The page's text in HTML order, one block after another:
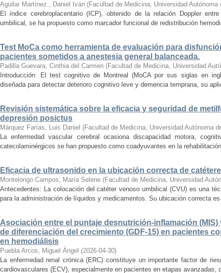
Aguilar Martínez., Daniel Iván (Facultad de Medicina, Universidad
El índice cerebroplacentario (ICP), obtenido de la relación Doppler
umbilical, se ha propuesto como marcador funcional de redistribución
Test MoCa como herramienta de evaluación para
pacientes sometidos a anestesia general balanceada.
Padilla Guevara, Cinthia del Carmen (Facultad de Medicina, Universidad
Introducción: El test cognitivo de Montreal (MoCA por sus siglas en
diseñada para detectar deterioro cognitivo leve y demencia temprana, su
Revisión sistemática sobre la eficacia y seguridad de
depresión posictus
Márquez Farías, Luis Daniel (Facultad de Medicina, Universidad Autónoma
La enfermedad vascular cerebral ocasiona discapacidad motora,
catecolaminérgicos se han propuesto como coadyuvantes en la
Eficacia de ultrasonido en la ubicación correcta de
Montelongo Campos, María Selene (Facultad de Medicina, Universidad
Antecedentes: La colocación del catéter venoso umbilical (CVU) es una
para la administración de líquidos y medicamentos. Su ubicación correcta
Asociación entre el puntaje desnutrición-inflamación
de diferenciación del crecimiento (GDF-15) en pacientes
en hemodiálisis
Puebla Arcos, Miguel Ángel (2026-04-30)
La enfermedad renal crónica (ERC) constituye un importante factor de
cardiovasculares (ECV), especialmente en pacientes en etapas avanzadas,